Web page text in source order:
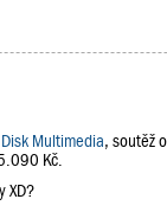
Disk Multimedia, soutěž o
Kč.
XD?